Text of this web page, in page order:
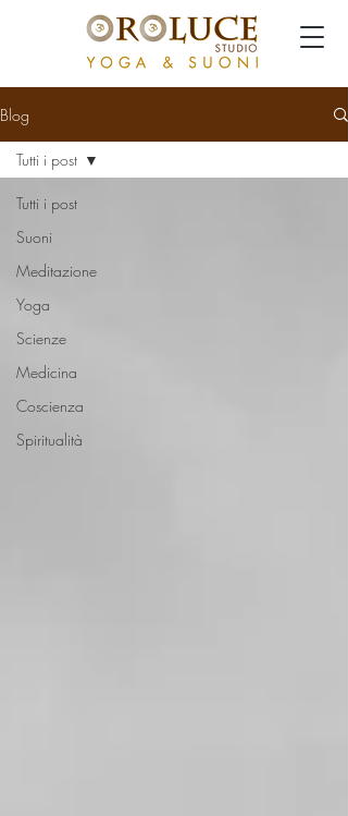
Blog
Tutti i post
Suoni
Meditazione
Yoga
Scienze
Medicina
Coscienza
Spiritualità
Tutti i post